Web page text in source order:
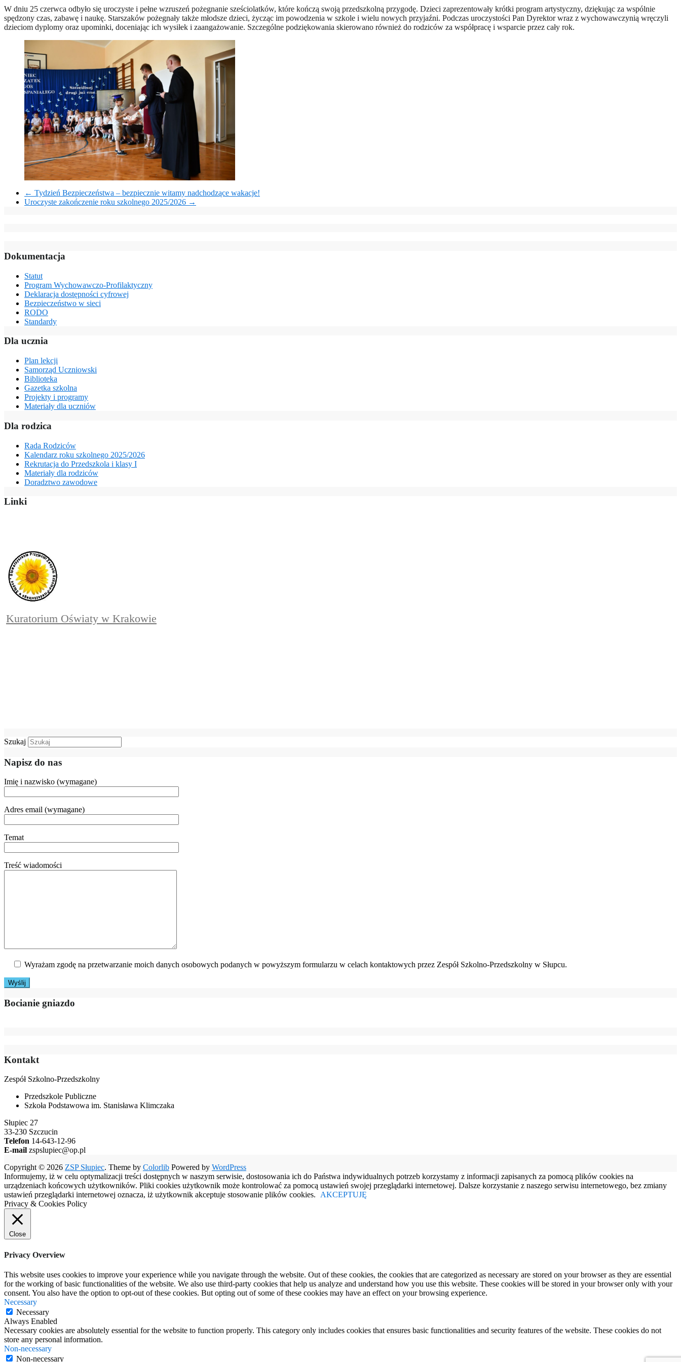
W dniu 25 czerwca odbyło się uroczyste i pełne wzruszeń pożegnanie sześciolatków, które kończą swoją przedszkolną przygodę. Dzieci zaprezentowały krótki program artystyczny, dziękując za wspólnie
spędzony czas, zabawę i naukę. Starszaków pożegnały także młodsze dzieci, życząc im powodzenia w szkole i wielu nowych przyjaźni. Podczas uroczystości Pan Dyrektor wraz z wychowawczynią wręczyli
dzieciom dyplomy oraz upominki, doceniając ich wysiłek i zaangażowanie. Szczególne podziękowania skierowano również do rodziców za współpracę i wsparcie przez cały rok.
← Tydzień Bezpieczeństwa – bezpiecznie witamy nadchodzące wakacje!
Uroczyste zakończenie roku szkolnego 2025/2026 →
Dokumentacja
Statut
Program Wychowawczo-Profilaktyczny
Deklaracja dostępności cyfrowej
Bezpieczeństwo w sieci
RODO
Standardy
Dla ucznia
Plan lekcji
Samorząd Uczniowski
Biblioteka
Gazetka szkolna
Projekty i programy
Materiały dla uczniów
Dla rodzica
Rada Rodziców
Kalendarz roku szkolnego 2025/2026
Rekrutacja do Przedszkola i klasy I
Materiały dla rodziców
Doradztwo zawodowe
Linki
Kuratorium Oświaty w Krakowie
Szukaj
Napisz do nas
Imię i nazwisko (wymagane)
Adres email (wymagane)
Temat
Treść wiadomości
Wyrażam zgodę na przetwarzanie moich danych osobowych podanych w powyższym formularzu w celach kontaktowych przez Zespół Szkolno-Przedszkolny w Słupcu.
Bocianie gniazdo
Kontakt
Zespół Szkolno-Przedszkolny
Przedszkole Publiczne
Szkoła Podstawowa im. Stanisława Klimczaka
Słupiec 27
33-230 Szczucin
Telefon 14-643-12-96
E-mail zspslupiec@op.pl
Copyright © 2026 ZSP Słupiec. Theme by Colorlib Powered by WordPress
Informujemy, iż w celu optymalizacji treści dostępnych w naszym serwisie, dostosowania ich do Państwa indywidualnych potrzeb korzystamy z informacji zapisanych za pomocą plików cookies na
urządzeniach końcowych użytkowników. Pliki cookies użytkownik może kontrolować za pomocą ustawień swojej przeglądarki internetowej. Dalsze korzystanie z naszego serwisu internetowego, bez zmiany
ustawień przeglądarki internetowej oznacza, iż użytkownik akceptuje stosowanie plików cookies.
AKCEPTUJĘ
Privacy & Cookies Policy
Close
Privacy Overview
This website uses cookies to improve your experience while you navigate through the website. Out of these cookies, the cookies that are categorized as necessary are stored on your browser as they are essential
for the working of basic functionalities of the website. We also use third-party cookies that help us analyze and understand how you use this website. These cookies will be stored in your browser only with your
consent. You also have the option to opt-out of these cookies. But opting out of some of these cookies may have an effect on your browsing experience.
Necessary
Necessary
Always Enabled
Necessary cookies are absolutely essential for the website to function properly. This category only includes cookies that ensures basic functionalities and security features of the website. These cookies do not
store any personal information.
Non-necessary
Non-necessary